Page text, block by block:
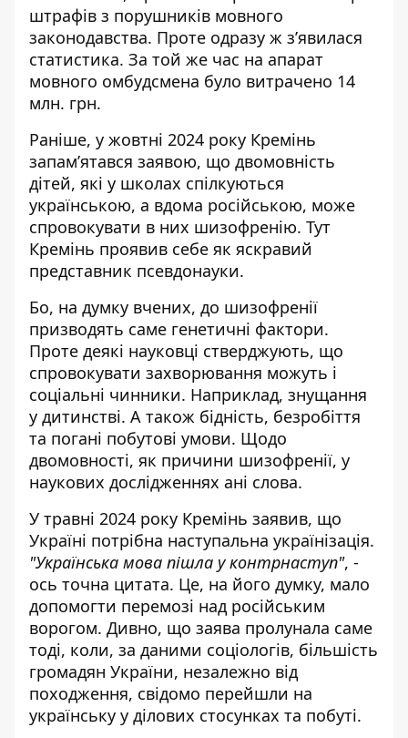
штрафів з порушників мовного
законодавства. Проте одразу ж зʼявилася
статистика. За той же час на апарат
мовного омбудсмена було витрачено 14
млн. грн.
Раніше, у жовтні 2024 року Кремінь
запамʼятався заявою, що двомовність
дітей, які у школах спілкуються
українською, а вдома російською, може
спровокувати в них шизофренію. Тут
Кремінь проявив себе як яскравий
представник псевдонауки.
Бо, на думку вчених, до шизофренії
призводять саме генетичні фактори.
Проте деякі науковці стверджують, що
спровокувати захворювання можуть і
соціальні чинники. Наприклад, знущання
у дитинстві. А також бідність, безробіття
та погані побутові умови. Щодо
двомовності, як причини шизофренії, у
наукових дослідженнях ані слова.
У травні 2024 року Кремінь заявив, що
Україні потрібна наступальна українізація.
"Українська мова пішла у контрнаступ", -
ось точна цитата. Це, на його думку, мало
допомогти перемозі над російським
ворогом. Дивно, що заява пролунала саме
тоді, коли, за даними соціологів, більшість
громадян України, незалежно від
походження, свідомо перейшли на
українську у ділових стосунках та побуті.